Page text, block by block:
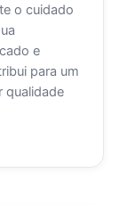
o cuidado
e
para um
qualidade